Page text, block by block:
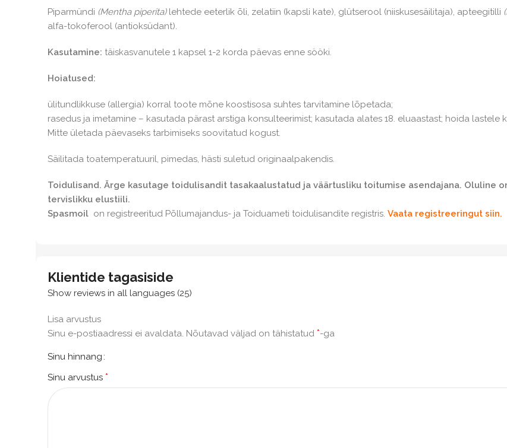
Piparmündi (Mentha piperita) lehtede eeterlik õli, zelatiin (kapsli kate), glütserool (niiskusesäilitaja), apteegitilli
alfa-tokoferool (antioksüdant).
Kasutamine: täiskasvanutele 1 kapsel 1-2 korda päevas enne sööki.
Hoiatused:
ülitundlikkuse (allergia) korral toote mõne koostisosa suhtes tarvitamine lõpetada;
rasedus ja imetamine – kasutada pärast arstiga konsulteerimist; kasutada alates 18. eluaastast; hoida lastele
Mitte ületada päevaseks tarbimiseks soovitatud kogust.
Säilitada toatemperatuuril, pimedas, hästi suletud originaalpakendis.
Toidulisand. Ärge kasutage toidulisandit tasakaalustatud ja väärtusliku toitumise asendajana. Oluline
tervislikku elustiili.
Spasmoil on registreeritud Põllumajandus- ja Toiduameti toidulisandite registris. Vaata registreeringut siin.
Klientide tagasiside
Show reviews in all languages (25)
Lisa arvustus
Sinu e-postiaadressi ei avaldata. Nõutavad väljad on tähistatud *-ga
Sinu hinnang
Sinu arvustus *